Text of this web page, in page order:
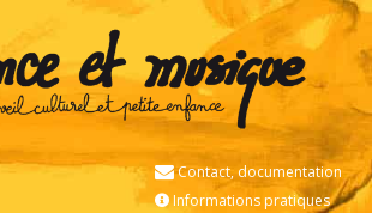
Contact, documentation
Informations pratiques